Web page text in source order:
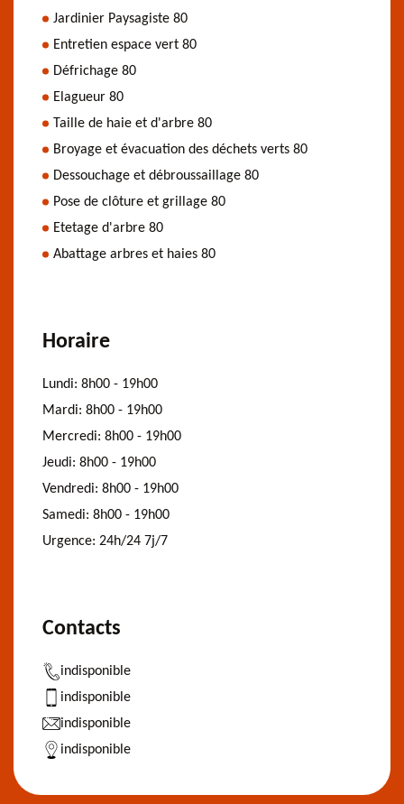
Jardinier Paysagiste 80
Entretien espace vert 80
Défrichage 80
Elagueur 80
Taille de haie et d'arbre 80
Broyage et évacuation des déchets verts 80
Dessouchage et débroussaillage 80
Pose de clôture et grillage 80
Etetage d'arbre 80
Abattage arbres et haies 80
Horaire
Lundi: 8h00 - 19h00
Mardi: 8h00 - 19h00
Mercredi: 8h00 - 19h00
Jeudi: 8h00 - 19h00
Vendredi: 8h00 - 19h00
Samedi: 8h00 - 19h00
Urgence: 24h/24 7j/7
Contacts
indisponible
indisponible
indisponible
indisponible